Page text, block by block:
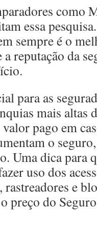
como
essa
sempre é o
reputação da
para as
mais altas
pago em
o
Uma dica para
uso dos
e
preço do